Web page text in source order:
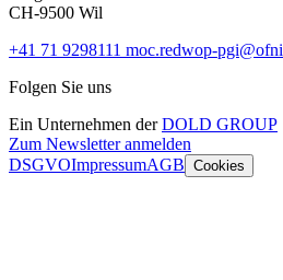
CH-9500 Wil
+41 71 9298111 moc.redwop-pgi@ofni
Folgen Sie uns
Ein Unternehmen derDOLD GROUP
Zum Newsletter anmelden
DSGVOImpressumAGB Cookies